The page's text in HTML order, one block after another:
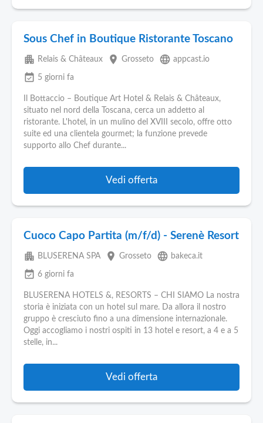
Sous Chef in Boutique Ristorante Toscano
apartment Relais & Châteaux place Grosseto language appcast.io
event_available 5 giorni fa
Il Bottaccio – Boutique Art Hotel & Relais & Châteaux,
situato nel nord della Toscana, cerca un addetto al
ristorante. L'hotel, in un mulino del XVIII secolo, offre otto
suite ed una clientela gourmet; la funzione prevede
supporto allo Chef durante...
Vedi offerta
Cuoco Capo Partita (m/f/d) - Serenè Resort
apartment BLUSERENA SPA place Grosseto language bakeca.it
event_available 6 giorni fa
BLUSERENA HOTELS &, RESORTS – CHI SIAMO La nostra
storia è iniziata con un hotel sul mare. Da allora il nostro
gruppo è cresciuto fino a una dimensione internazionale.
Oggi accogliamo i nostri ospiti in 13 hotel e resort, a 4 e a 5
stelle, in...
Vedi offerta